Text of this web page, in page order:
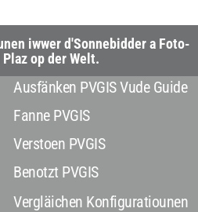
iwwer d'Sonnebidder a Foto-
op der Welt.
Ausfänken PVGIS Vude Guide
Fanne PVGIS
Verstoen PVGIS
Benotzt PVGIS
Vergläichen Konfiguratiounen